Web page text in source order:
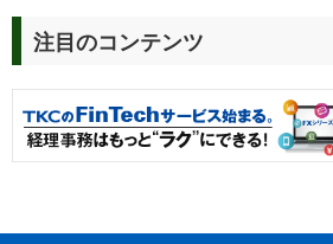
注目のコンテンツ